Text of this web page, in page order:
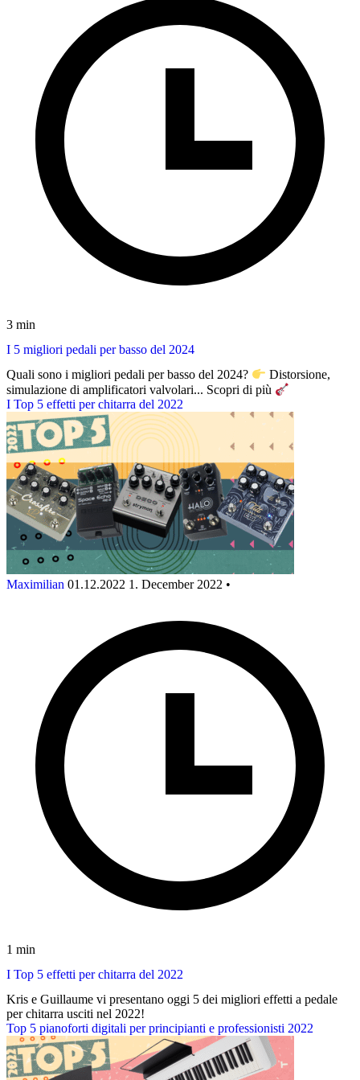
3 min
I 5 migliori pedali per basso del 2024
Quali sono i migliori pedali per basso del 2024?
Distorsione,
simulazione di amplificatori valvolari... Scopri di più
I Top 5 effetti per chitarra del 2022
Maximilian 01.12.2022 1. December 2022 •
1 min
I Top 5 effetti per chitarra del 2022
Kris e Guillaume vi presentano oggi 5 dei migliori effetti a pedale
per chitarra usciti nel 2022!
Top 5 pianoforti digitali per principianti e professionisti 2022